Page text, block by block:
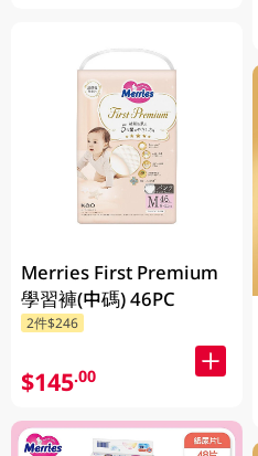
Merries First Premium
學習褲(中碼) 46PC
2件$246
$145.00